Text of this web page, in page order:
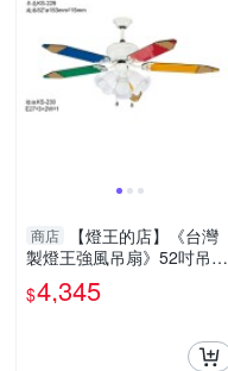
商店
【燈王的店】《台灣
製燈王強風吊扇》52吋吊扇
+吊扇燈3+1燈(馬達保固十
年) ☆KS-229+KS-230
$4,345